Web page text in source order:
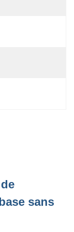
sans